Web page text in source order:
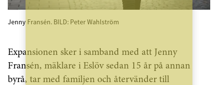
Jenny Fransén. BILD: Peter Wahlström
Expansionen sker i samband med att Jenny
Fransén, mäklare i Eslöv sedan 15 år på annan
byrå, tar med familjen och återvänder till